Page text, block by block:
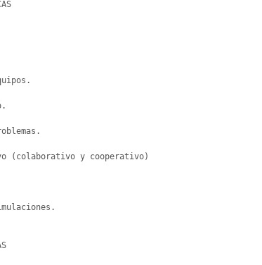
(colaborativo y cooperativo)